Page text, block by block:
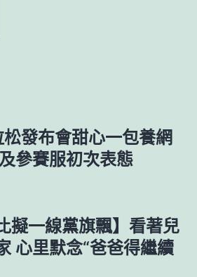
發布會甜心一包養網
參賽服初次表態
擬一線黨旗飄】看著兒
心里默念“爸爸得繼續